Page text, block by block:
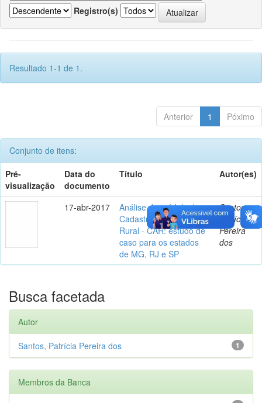
Registro(s)
Resultado 1-1 de 1.
Anterior 1 Póximo
Conjunto de itens:
Pré-
visualização
Data do
documento
Título Autor(es)
17-abr-2017
Análise do módulo do
Cadastro Ambiental
Rural - CAR: estudo de
caso para os estados
de MG, RJ e SP
Santos,
Patrícia
Pereira
dos
Busca facetada
Autor
1
Santos, Patrícia Pereira dos
Membros da Banca